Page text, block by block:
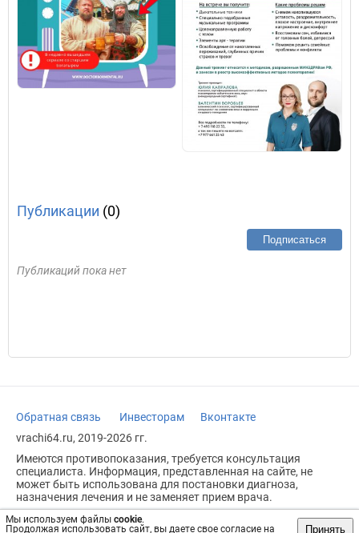
Мы используем файлы cookie.
Продолжая использовать сайт, вы даете свое согласие на
Принять
Публикации (0)
Подписаться
Публикаций пока нет
Обратная связь Инвесторам
Вконтакте
vrachi64.ru, 2019-2026 гг.
Имеются противопоказания, требуется консультация
специалиста. Информация, представленная на сайте, не
может быть использована для постановки диагноза,
назначения лечения и не заменяет прием врача.
Возрастное ограничение: 18+